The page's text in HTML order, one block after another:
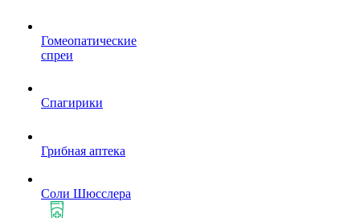
Гомеопатические
спреи
Спагирики
Грибная аптека
Соли Шюсслера